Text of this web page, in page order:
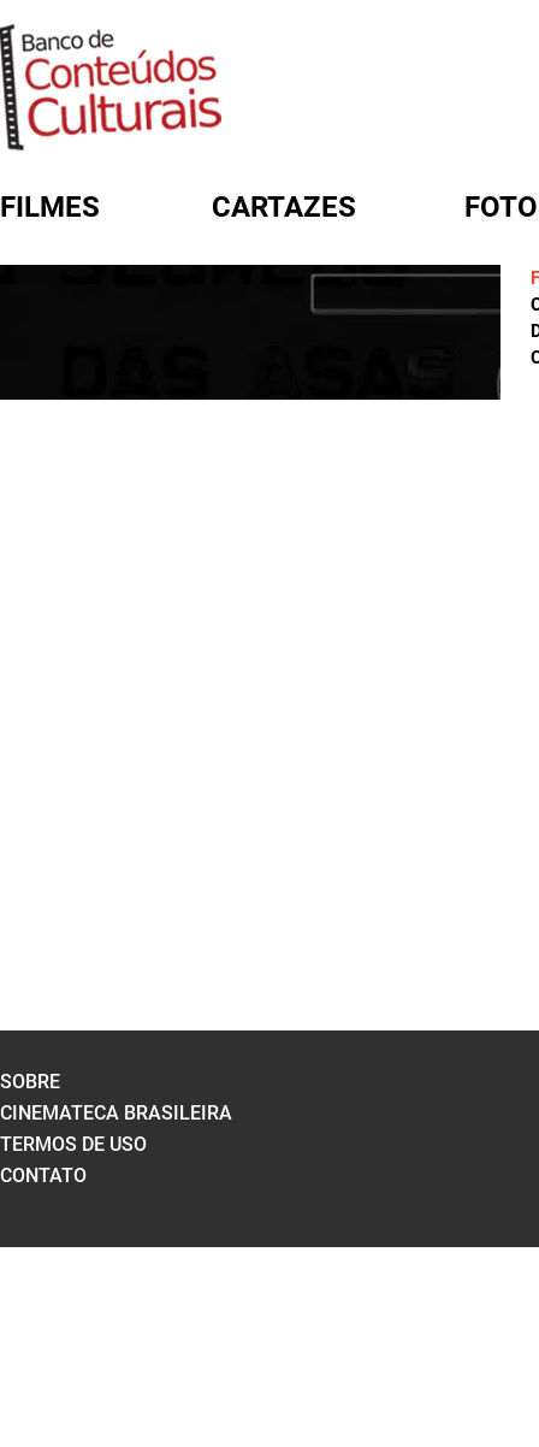
FILMES CARTAZES
FORMULÁRIO DE BUSCA
SOBRE
CINEMATECA BRASILEIRA
TERMOS DE USO
CONTATO